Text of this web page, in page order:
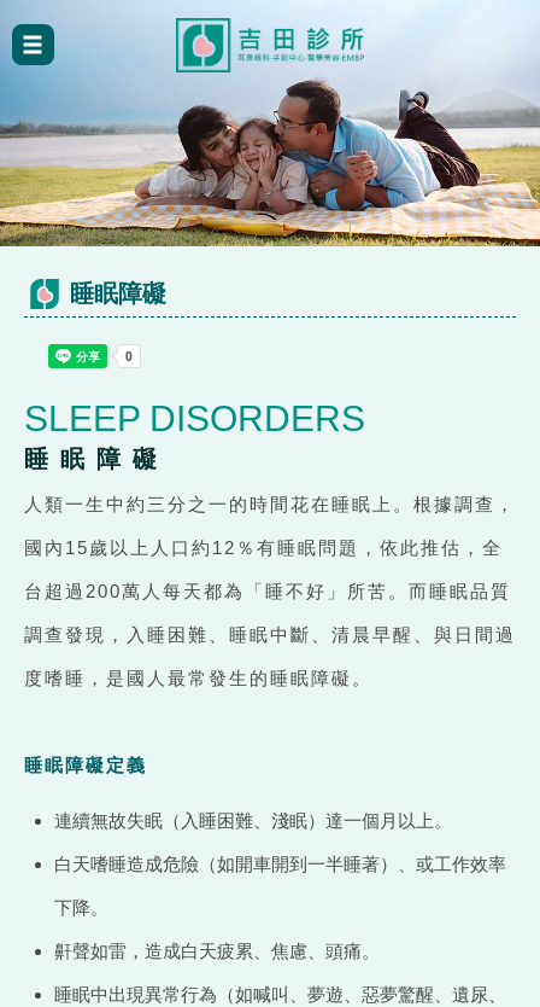
睡眠障礙
SLEEP DISORDERS
睡 眠 障 礙
人類一生中約三分之一的時間花在睡眠上。根據調查，
國內15歲以上人口約12％有睡眠問題，依此推估，全
台超過200萬人每天都為「睡不好」所苦。而睡眠品質
調查發現，入睡困難、睡眠中斷、清晨早醒、與日間過
度嗜睡，是國人最常發生的睡眠障礙。
睡眠障礙定義
連續無故失眠（入睡困難、淺眠）達一個月以上。
白天嗜睡造成危險（如開車開到一半睡著）、或工作效率
下降。
鼾聲如雷，造成白天疲累、焦慮、頭痛。
睡眠中出現異常行為（如喊叫、夢遊、惡夢驚醒、遺尿、